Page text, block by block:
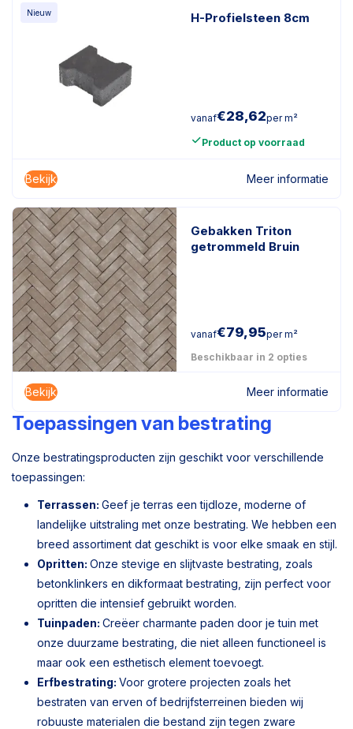
Nieuw H-Profielsteen 8cm
vanaf€28,62per m²
Product op voorraad
Bekijk Meer informatie
Gebakken Triton
getrommeld Bruin
vanaf€79,95per m²
Beschikbaar in 2 opties
Bekijk Meer informatie
Toepassingen van bestrating
Onze bestratingsproducten zijn geschikt voor verschillende
toepassingen:
Terrassen: Geef je terras een tijdloze, moderne of
landelijke uitstraling met onze bestrating. We hebben een
breed assortiment dat geschikt is voor elke smaak en stijl.
Opritten: Onze stevige en slijtvaste bestrating, zoals
betonklinkers en dikformaat bestrating, zijn perfect voor
opritten die intensief gebruikt worden.
Tuinpaden: Creëer charmante paden door je tuin met
onze duurzame bestrating, die niet alleen functioneel is
maar ook een esthetisch element toevoegt.
Erfbestrating: Voor grotere projecten zoals het
bestraten van erven of bedrijfsterreinen bieden wij
robuuste materialen die bestand zijn tegen zware